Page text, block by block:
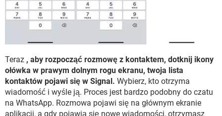
Teraz , aby rozpocząć rozmowę z kontaktem, dotknij ikony
ołówka w prawym dolnym rogu ekranu, twoja lista
kontaktów pojawi się w Signal. Wybierz, kto otrzyma
wiadomość i wyśle ​​ją. Proces jest bardzo podobny do czatu
na WhatsApp. Rozmowa pojawi się na głównym ekranie
aplikacji, a gdy pojawią się nowe wiadomości, otrzymasz